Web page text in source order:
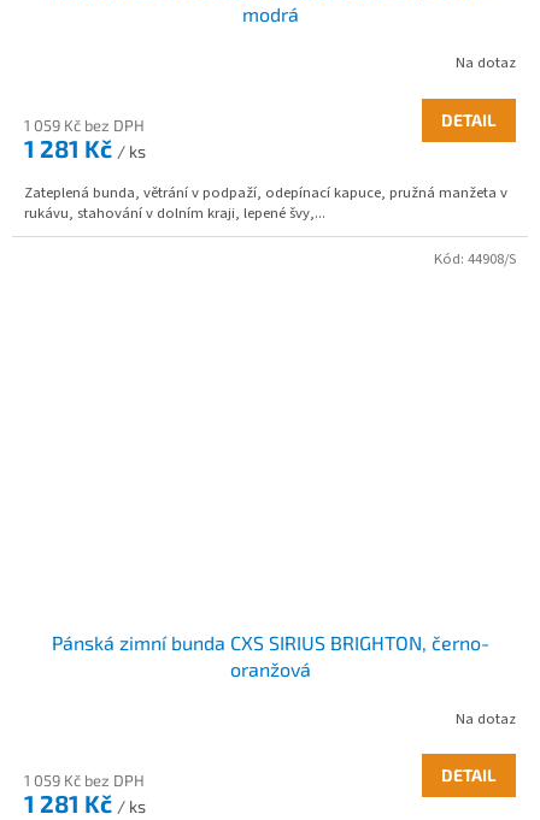
modrá
Na dotaz
1 059 Kč bez DPH
1 281 Kč / ks
DETAIL
Zateplená bunda, větrání v podpaží, odepínací kapuce, pružná manžeta v
rukávu, stahování v dolním kraji, lepené švy,...
Pánská zimní bunda CXS SIRIUS BRIGHTON, černo-
oranžová
Na dotaz
1 059 Kč bez DPH
1 281 Kč / ks
DETAIL
Kód: 44908/S